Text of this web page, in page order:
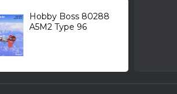
Hobby Boss 80288
A5M2 Type 96